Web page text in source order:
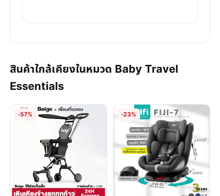
สินค้าใกล้เคียงในหมวด Baby Travel
Essentials
-57% -23%